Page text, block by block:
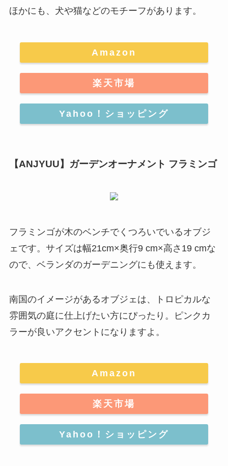
ほかにも、犬や猫などのモチーフがあります。
Amazon
楽天市場
Yahoo！ショッピング
【ANJYUU】ガーデンオーナメント フラミンゴ
フラミンゴが木のベンチでくつろいでいるオブジ
ェです。サイズは幅21cm×奥行9 cm×高さ19 cmな
ので、ベランダのガーデニングにも使えます。
南国のイメージがあるオブジェは、
トロピカルな
雰囲気の庭に仕上げたい方にぴったり 。ピンクカ
ラーが良いアクセントになりますよ。
Amazon
楽天市場
Yahoo！ショッピング